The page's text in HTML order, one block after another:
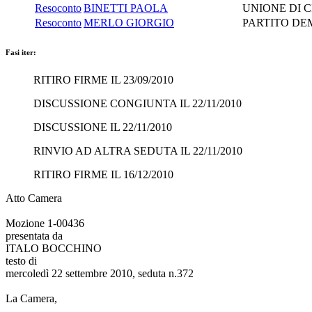
ResocontoBINETTI PAOLA
UNIONE DI
ResocontoMERLO GIORGIO PARTITO
Fasi iter:
RITIRO FIRME IL 23/09/2010
DISCUSSIONE CONGIUNTA IL 22/11/2010
DISCUSSIONE IL 22/11/2010
RINVIO AD ALTRA SEDUTA IL 22/11/2010
RITIRO FIRME IL 16/12/2010
Atto Camera
Mozione 1-00436
presentata da
ITALO BOCCHINO
testo di
mercoledì 22 settembre 2010, seduta n.372
La Camera,